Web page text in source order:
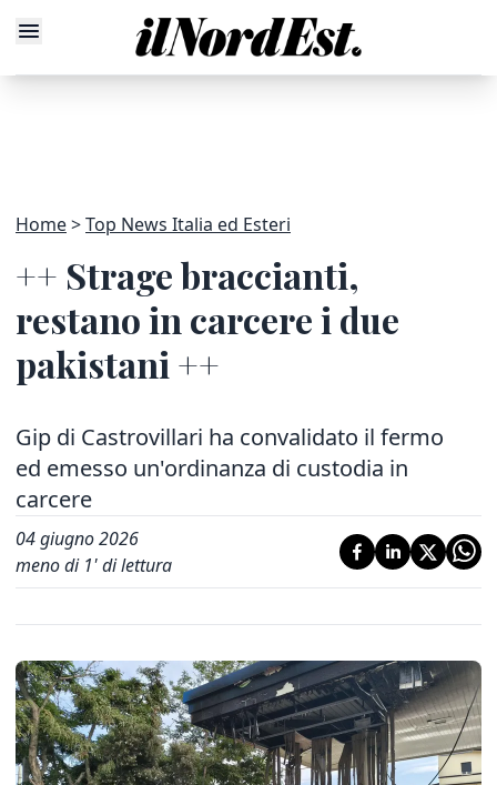
Home Top News Italia ed Esteri
++ Strage braccianti,
restano in carcere i due
pakistani ++
Gip di Castrovillari ha convalidato il fermo
ed emesso un'ordinanza di custodia in
carcere
04 giugno 2026
meno di 1' di lettura